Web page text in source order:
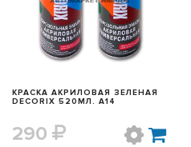
КРАСКА АКРИЛОВАЯ ЗЕЛЕНАЯ
DECORIX 520МЛ. A14
290